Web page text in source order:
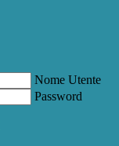
Nome Utente
Password